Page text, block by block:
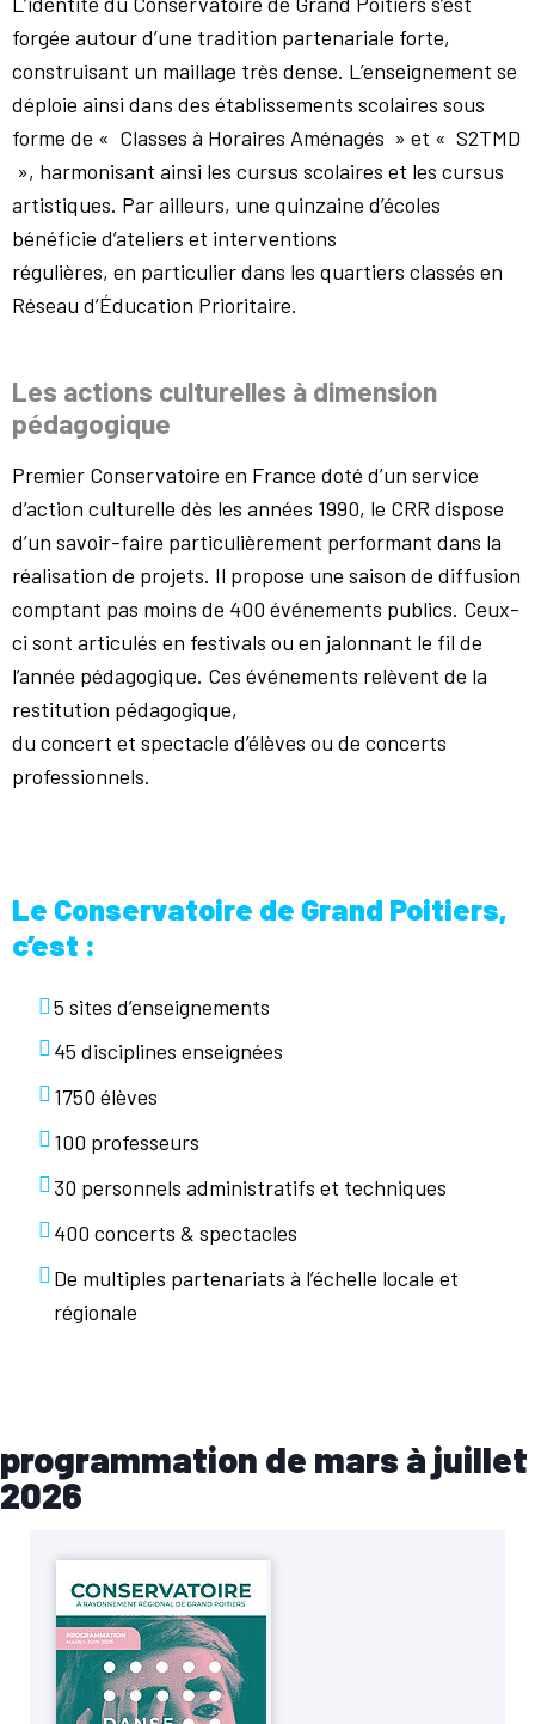
forgée autour d’une tradition partenariale forte,
construisant un maillage très dense. L’enseignement se
déploie ainsi dans des établissements scolaires sous
forme de « Classes à Horaires Aménagés » et « S2TMD
», harmonisant ainsi les cursus scolaires et les cursus
artistiques. Par ailleurs, une quinzaine d’écoles
bénéficie d’ateliers et interventions
régulières, en particulier dans les quartiers classés en
Réseau d’Éducation Prioritaire.
Les actions culturelles à dimension
pédagogique
Premier Conservatoire en France doté d’un service
d’action culturelle dès les années 1990, le CRR dispose
d’un savoir-faire particulièrement performant dans la
réalisation de projets. Il propose une saison de diffusion
comptant pas moins de 400 événements publics. Ceux-
ci sont articulés en festivals ou en jalonnant le fil de
l’année pédagogique. Ces événements relèvent de la
restitution pédagogique,
du concert et spectacle d’élèves ou de concerts
professionnels.
Le Conservatoire de Grand Poitiers,
c’est :
5 sites d’enseignements
45 disciplines enseignées
1750 élèves
100 professeurs
30 personnels administratifs et techniques
400 concerts & spectacles
De multiples partenariats à l’échelle locale et
régionale
programmation de mars à juillet
2026